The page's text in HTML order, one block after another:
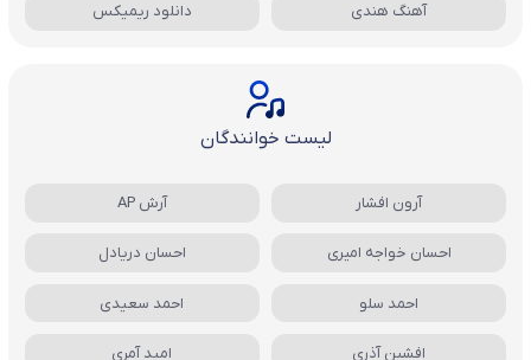
آهنگ هندی دانلود ریمیکس
لیست خوانندگان
آرون افشار آرش AP
احسان خواجه امیری احسان دریادل
احمد سلو احمد سعیدی
افشین آذری امید آمری